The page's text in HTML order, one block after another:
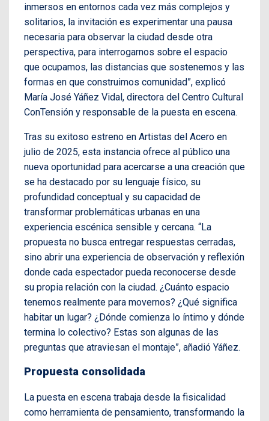
inmersos en entornos cada vez más complejos y
solitarios, la invitación es experimentar una pausa
necesaria para observar la ciudad desde otra
perspectiva, para interrogarnos sobre el espacio
que ocupamos, las distancias que sostenemos y las
formas en que construimos comunidad”, explicó
María José Yáñez Vidal, directora del Centro Cultural
ConTensión y responsable de la puesta en escena.
Tras su exitoso estreno en Artistas del Acero en
julio de 2025, esta instancia ofrece al público una
nueva oportunidad para acercarse a una creación que
se ha destacado por su lenguaje físico, su
profundidad conceptual y su capacidad de
transformar problemáticas urbanas en una
experiencia escénica sensible y cercana. “La
propuesta no busca entregar respuestas cerradas,
sino abrir una experiencia de observación y reflexión
donde cada espectador pueda reconocerse desde
su propia relación con la ciudad. ¿Cuánto espacio
tenemos realmente para movernos? ¿Qué significa
habitar un lugar? ¿Dónde comienza lo íntimo y dónde
termina lo colectivo? Estas son algunas de las
preguntas que atraviesan el montaje”, añadió Yáñez.
Propuesta consolidada
La puesta en escena trabaja desde la fisicalidad
como herramienta de pensamiento, transformando la